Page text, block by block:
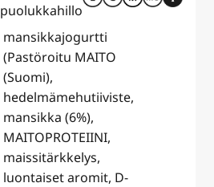
puolukkahillo
mansikkajogurtti
(Pastöroitu MAITO
(Suomi),
hedelmämehutiiviste,
mansikka (6%),
MAITOPROTEIINI,
maissitärkkelys,
luontaiset aromit, D-